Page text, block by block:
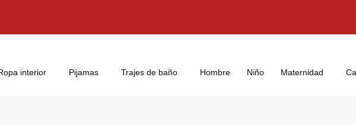
interior Pijamas Trajes de baño Hombre Niño Maternidad